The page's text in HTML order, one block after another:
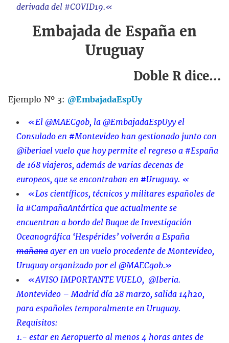
derivada del #COVID19.«
Embajada de España en
Uruguay
Doble R dice…
Ejemplo Nº 3: @EmbajadaEspUy
«El @MAECgob, la @EmbajadaEspUyy el
Consulado en #Montevideo han gestionado junto con
@iberiael vuelo que hoy permite el regreso a #España
de 168 viajeros, además de varias decenas de
europeos, que se encontraban en #Uruguay. «
«Los científicos, técnicos y militares españoles de
la #CampañaAntártica que actualmente se
encuentran a bordo del Buque de Investigación
Oceanográfica ‘Hespérides’ volverán a España
mañana ayer en un vuelo procedente de Montevideo,
Uruguay organizado por el @MAECgob.»
«AVISO IMPORTANTE VUELO, @Iberia.
Montevideo – Madrid día 28 marzo, salida 14h20,
para españoles temporalmente en Uruguay.
Requisitos:
1.- estar en Aeropuerto al menos 4 horas antes de